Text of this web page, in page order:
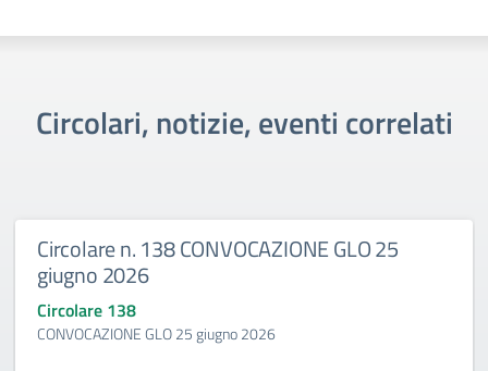
Circolari, notizie, eventi correlati
Circolare n. 138 CONVOCAZIONE GLO 25
giugno 2026
Circolare 138
CONVOCAZIONE GLO 25 giugno 2026